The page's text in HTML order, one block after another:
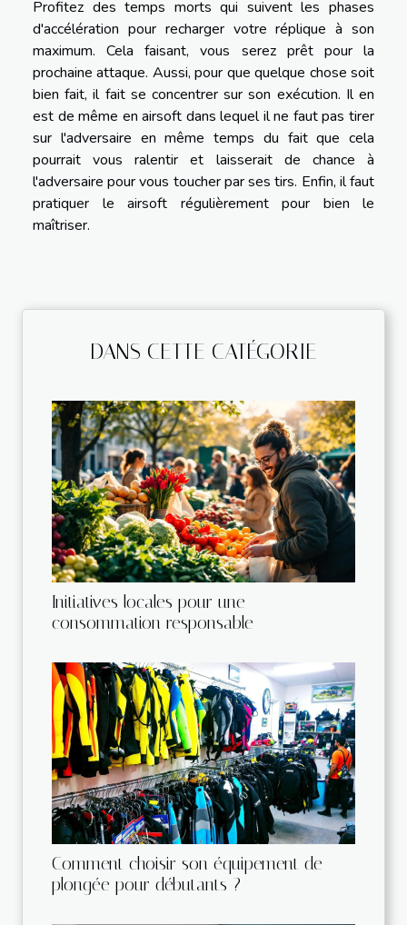
Profitez des temps morts qui suivent les phases
d'accélération pour recharger votre réplique à son
maximum. Cela faisant, vous serez prêt pour la
prochaine attaque. Aussi, pour que quelque chose soit
bien fait, il fait se concentrer sur son exécution. Il en
est de même en airsoft dans lequel il ne faut pas tirer
sur l'adversaire en même temps du fait que cela
pourrait vous ralentir et laisserait de chance à
l'adversaire pour vous toucher par ses tirs. Enfin, il faut
pratiquer le airsoft régulièrement pour bien le
maîtriser.
DANS CETTE CATÉGORIE
Initiatives locales pour une
consommation responsable
Comment choisir son équipement de
plongée pour débutants ?